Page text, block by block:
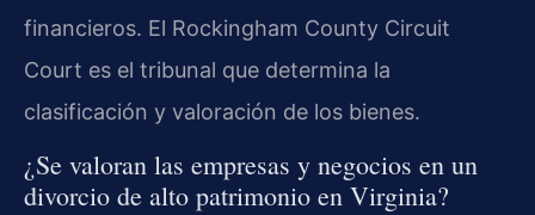
financieros. El Rockingham County Circuit
Court es el tribunal que determina la
clasificación y valoración de los bienes.
¿Se valoran las empresas y negocios en un
divorcio de alto patrimonio en Virginia?